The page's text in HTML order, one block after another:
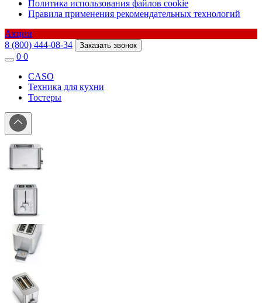
Политика использования файлов cookie
Правила применения рекомендательных технологий
Акции
8 (800) 444-08-34
Заказать звонок
0 0
CASO
Техника для кухни
Тостеры